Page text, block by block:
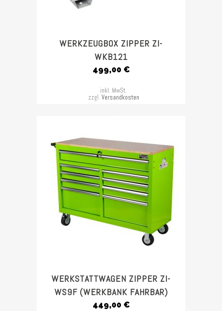
WERKZEUGBOX ZIPPER ZI-
WKB121
499,00 €
inkl. MwSt.
zzgl. Versandkosten
WERKSTATTWAGEN ZIPPER ZI-
WS9F (WERKBANK FAHRBAR)
449,00 €